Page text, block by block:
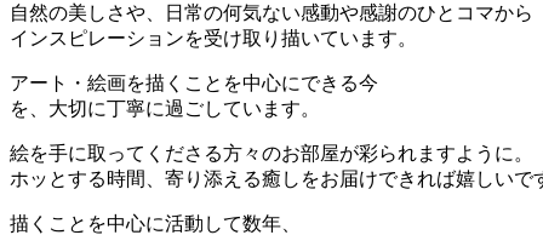
自然の美しさや、日常の何気ない感動や感謝のひとコマから
インスピレーションを受け取り描いています。
アート・絵画を描くことを中心にできる今
を、大切に丁寧に過ごしています。
絵を手に取ってくださる方々のお部屋が彩られますように。
ホッとする時間、寄り添える癒しをお届けできれば嬉しいで
描くことを中心に活動して数年、